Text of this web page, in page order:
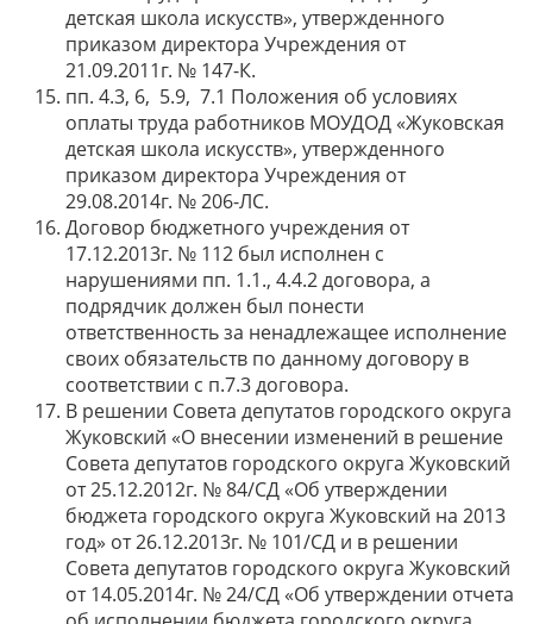
детская школа искусств», утвержденного
приказом директора Учреждения от
21.09.2011г. № 147-К.
пп. 4.3, 6, 5.9, 7.1 Положения об условиях
оплаты труда работников МОУДОД «Жуковская
детская школа искусств», утвержденного
приказом директора Учреждения от
29.08.2014г. № 206-ЛС.
Договор бюджетного учреждения от
17.12.2013г. № 112 был исполнен с
нарушениями пп. 1.1., 4.4.2 договора, а
подрядчик должен был понести
ответственность за ненадлежащее исполнение
своих обязательств по данному договору в
соответствии с п.7.3 договора.
В решении Совета депутатов городского округа
Жуковский «О внесении изменений в решение
Совета депутатов городского округа Жуковский
от 25.12.2012г. № 84/СД «Об утверждении
бюджета городского округа Жуковский на 2013
год» от 26.12.2013г. № 101/СД и в решении
Совета депутатов городского округа Жуковский
от 14.05.2014г. № 24/СД «Об утверждении отчета